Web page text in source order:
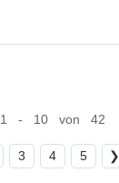
1 - 10 von 42
3 4 5 ❯